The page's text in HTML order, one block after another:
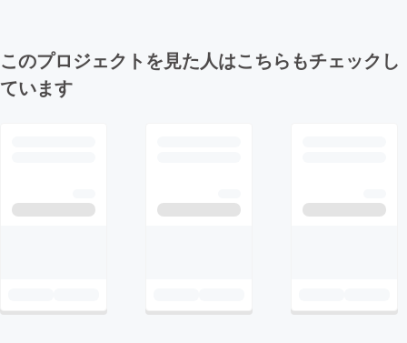
このプロジェクトを見た人はこちらもチェックし
ています